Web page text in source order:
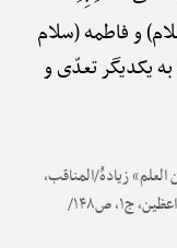
و فاطمه (سلام
یکدیگر تعدّی و
بحارالأنوار، ج۲۴، ص۹۸؛ «من العلم» زیادهًْ/المناقب،
ج۳، ص۳۱۸/ نورالثقلین؛ «من العلم» زیادهًْ/ روضهًْ الواعظین، ج۱، ص۱۴۸/